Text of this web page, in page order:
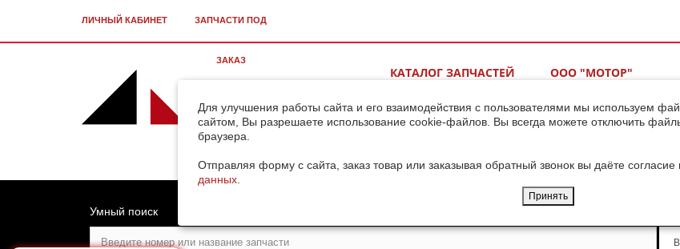
Для улучшения работы сайта и его взаимодействия с пользователями мы используем
сайтом, Вы разрешаете использование cookie-файлов. Вы всегда можете отключить
браузера.
Отправляя форму с сайта, заказ товар или заказывая обратный звонок вы даёте согласие
данных
Принять
ЛИЧНЫЙ КАБИНЕТ ЗАПЧАСТИ ПОД
ЗАКАЗ
КАТАЛОГ ЗАПЧАСТЕЙ ООО "МОТОР"
ВИДЕОГАЛЕРЕЯ КОНТАКТЫ
Умный поиск